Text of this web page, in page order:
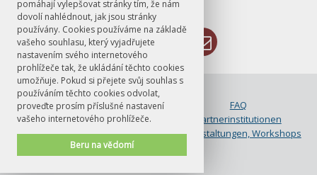
pomáhají vylepšovat stránky tím, že nám
dovolí nahlédnout, jak jsou stránky
používány. Cookies používáme na základě
vašeho souhlasu, který vyjadřujete
nastavením svého internetového
prohlížeče tak, že ukládání těchto cookies
umožňuje. Pokud si přejete svůj souhlas s
používáním těchto cookies odvolat,
proveďte prosím příslušné nastavení
vašeho internetového prohlížeče.
Beru na vědomí
© FF UK 2026
Bewerbung
FAQ
Kontakt
Partnerinstitutionen
Studium
Veranstaltungen, Workshops